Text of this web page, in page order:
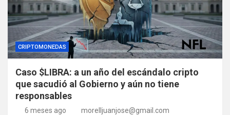
CRIPTOMONEDAS
Caso $LIBRA: a un año del escándalo cripto
que sacudió al Gobierno y aún no tiene
responsables
6 meses ago morelljuanjose@gmail.com